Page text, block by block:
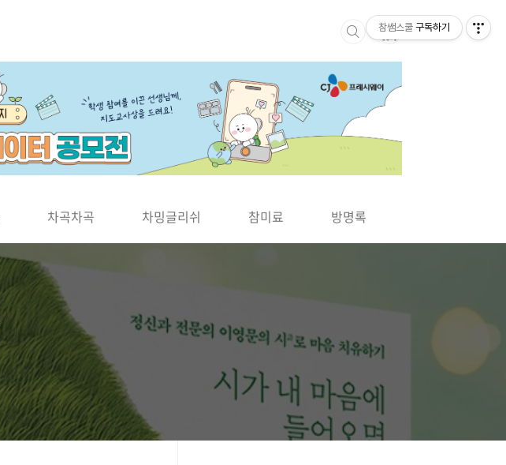
차곡차곡 차밍글리쉬 참미료 방명록
참쌤스쿨 구독하기